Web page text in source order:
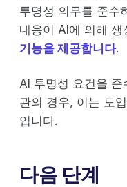
투명성 의무를 준수
내용이 AI에 의해
기능을 제공합니다.
AI 투명성 요건을
관의 경우, 이는 도
입니다.
다음 단계